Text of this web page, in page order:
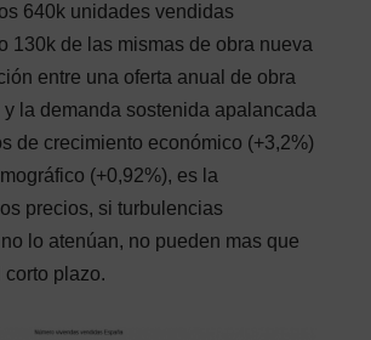
640k unidades vendidas
130k de las mismas de obra nueva
entre una oferta anual de obra
la demanda sostenida apalancada
de crecimiento económico (+3,2%)
(+0,92%), es la
precios, si turbulencias
lo atenúan, no pueden mas que
plazo.